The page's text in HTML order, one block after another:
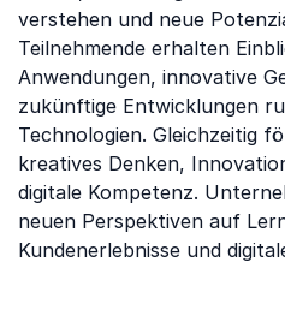
verstehen und neue
Teilnehmende erhalten
Anwendungen, innovative
zukünftige Entwicklungen
Technologien. Gleichzeitig
kreatives Denken,
digitale Kompetenz.
neuen Perspektiven auf
Kundenerlebnisse und